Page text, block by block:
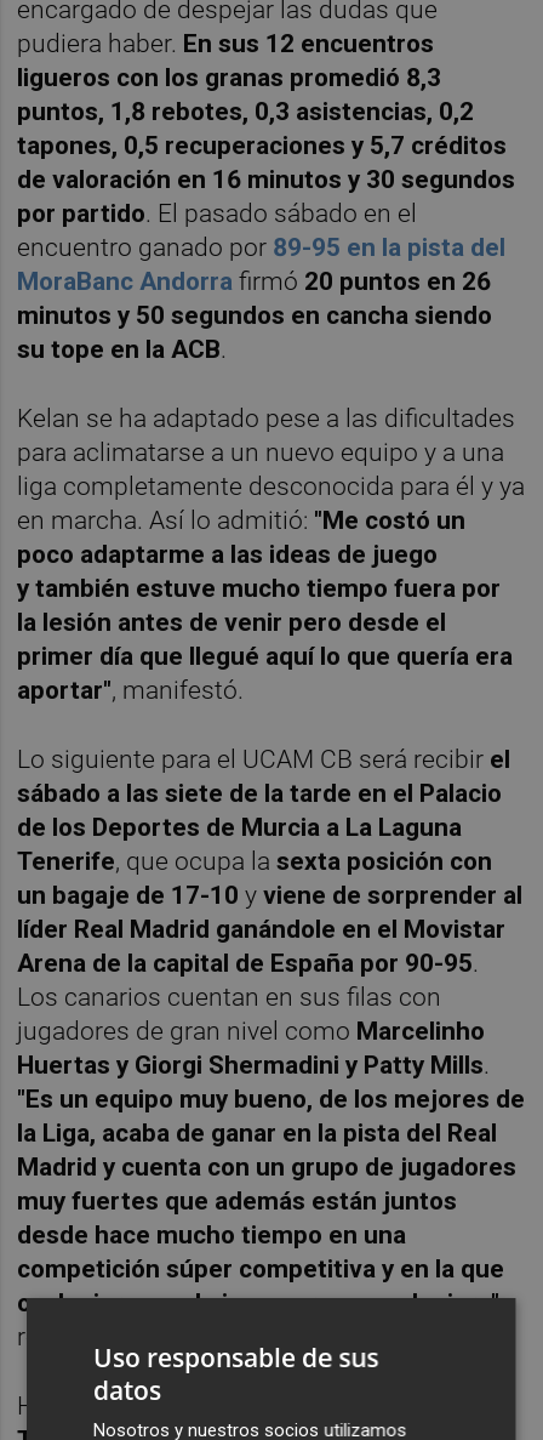
encargado de despejar las dudas que
pudiera haber. En sus 12 encuentros
ligueros con los granas promedió 8,3
puntos, 1,8 rebotes, 0,3 asistencias, 0,2
tapones, 0,5 recuperaciones y 5,7 créditos
de valoración en 16 minutos y 30 segundos
por partido. El pasado sábado en el
encuentro ganado por 89-95 en la pista del
MoraBanc Andorra firmó 20 puntos en 26
minutos y 50 segundos en cancha siendo
su tope en la ACB.
Kelan se ha adaptado pese a las dificultades
para aclimatarse a un nuevo equipo y a una
liga completamente desconocida para él y ya
en marcha. Así lo admitió: "Me costó un
poco adaptarme a las ideas de juego
y también estuve mucho tiempo fuera por
la lesión antes de venir pero desde el
primer día que llegué aquí lo que quería era
aportar", manifestó.
Lo siguiente para el UCAM CB será recibir el
sábado a las siete de la tarde en el Palacio
de los Deportes de Murcia a La Laguna
Tenerife, que ocupa la sexta posición con
un bagaje de 17-10 yviene de sorprender al
líder Real Madrid ganándole en el Movistar
Arena de la capital de España por 90-95.
Los canarios cuentan en sus filas con
jugadores de gran nivel como Marcelinho
Huertas y Giorgi Shermadini y Patty Mills.
"Es un equipo muy bueno, de los mejores de
la Liga, acaba de ganar en la pista del Real
Madrid y cuenta con un grupo de jugadores
muy fuertes que además están juntos
desde hace mucho tiempo en una
competición súper competitiva y en la que
cualquiera puede imponerse a cualquiera",
resaltó Martin.
Habrá que jugar a buen nivel frente a los de
Uso responsable de sus
datos
Nosotros y nuestros socios utilizamos